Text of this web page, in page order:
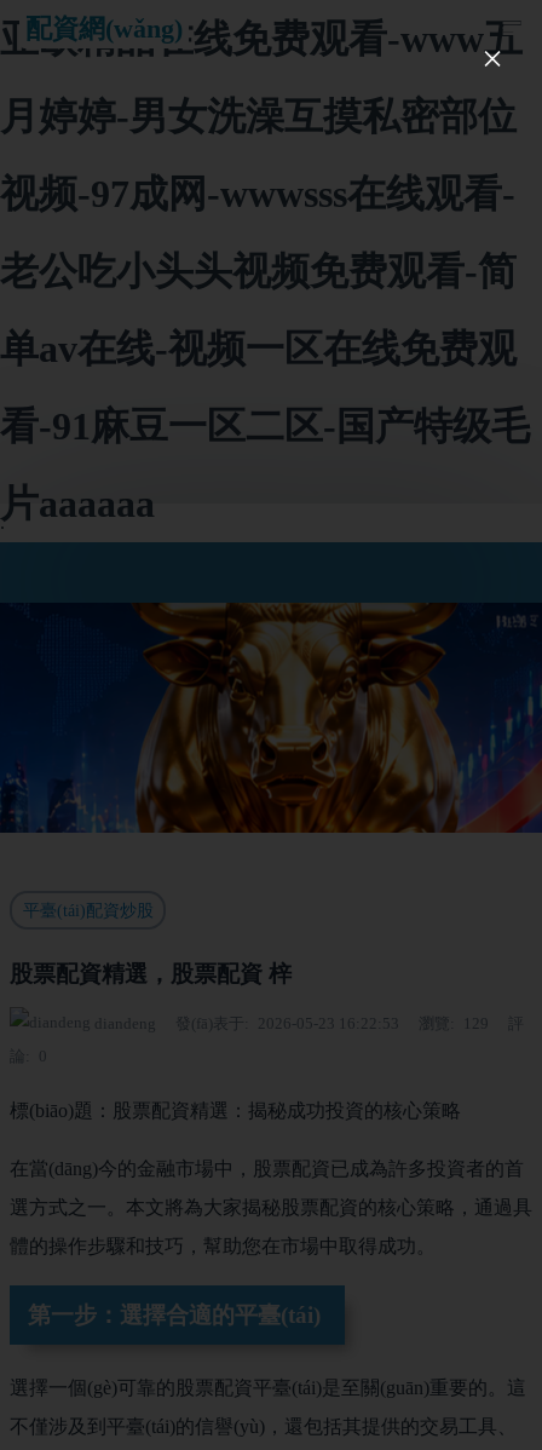
亚欧精品在线免费观看-www五
月婷婷-男女洗澡互摸私密部位
视频-97成网-wwwsss在线观看-
老公吃小头头视频免费观看-简
单av在线-视频一区在线免费观
看-91麻豆一区二区-国产特级毛
片aaaaaa
配資網(wǎng) ≡
×
平臺(tái)配資炒股
股票配資精選，股票配資 梓
diandeng 發(fā)表于 2026-05-23 16:22:53 瀏覽 129
評
論
0
標(biāo)題：股票配資精選：揭秘成功投資的核心策略
在當(dāng)今的金融市場中，股票配資已成為許多投資者的首
選方式之一。本文將為大家揭秘股票配資的核心策略，通過具
體的操作步驟和技巧，幫助您在市場中取得成功。
第一步：選擇合適的平臺(tái)
選擇一個(gè)可靠的股票配資平臺(tái)是至關(guān)重要的。這
不僅涉及到平臺(tái)的信譽(yù)，還包括其提供的交易工具、